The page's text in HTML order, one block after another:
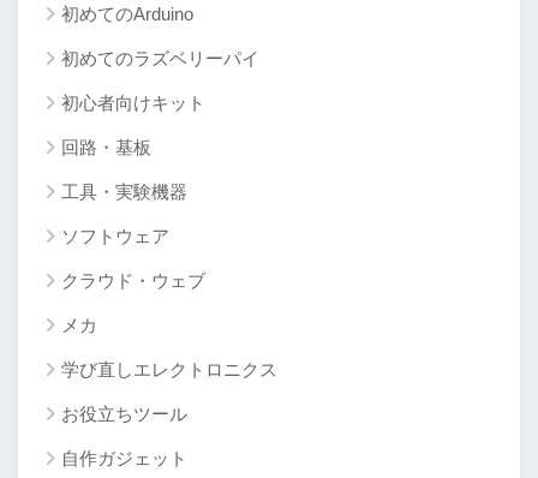
初めてのArduino
初めてのラズベリーパイ
初心者向けキット
回路・基板
工具・実験機器
ソフトウェア
クラウド・ウェブ
メカ
学び直しエレクトロニクス
お役立ちツール
自作ガジェット